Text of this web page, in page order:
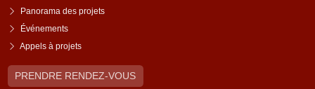
Panorama des projets
Événements
Appels à projets
PRENDRE RENDEZ-VOUS